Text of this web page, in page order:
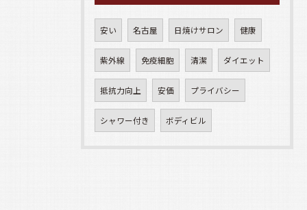
安い 名古屋 日焼けサロン 健康
紫外線 免疫細胞 清潔 ダイエット
抵抗力向上 安価 プライバシー
シャワー付き ボディビル